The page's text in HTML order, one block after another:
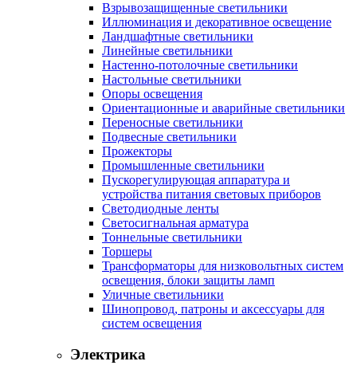
Взрывозащищенные светильники
Иллюминация и декоративное освещение
Ландшафтные светильники
Линейные светильники
Настенно-потолочные светильники
Настольные светильники
Опоры освещения
Ориентационные и аварийные светильники
Переносные светильники
Подвесные светильники
Прожекторы
Промышленные светильники
Пускорегулирующая аппаратура и
устройства питания световых приборов
Светодиодные ленты
Светосигнальная арматура
Тоннельные светильники
Торшеры
Трансформаторы для низковольтных систем
освещения, блоки защиты ламп
Уличные светильники
Шинопровод, патроны и аксессуары для
систем освещения
Электрика